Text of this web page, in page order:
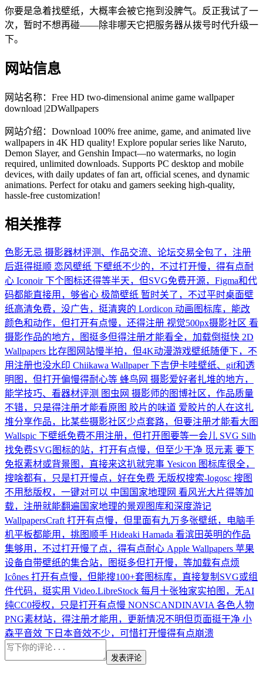
你要是急着找壁纸，大概率会被它拖到没脾气。反正我试了一
次，暂时不想再碰——除非哪天它把服务器从拨号时代升级一
下。
网站信息
网站名称： Free HD two-dimensional anime game wallpaper
download |2DWallpapers
网站介绍： Download 100% free anime, game, and animated live
wallpapers in 4K HD quality! Explore popular series like Naruto,
Demon Slayer, and Genshin Impact—no watermarks, no login
required, unlimited downloads. Supports PC desktop and mobile
devices, with daily updates of fan art, official scenes, and dynamic
animations. Perfect for otaku and gamers seeking high-quality,
hassle-free customization!
相关推荐
色影无忌 摄影器材评测、作品交流、论坛交易全包了，注册
后逛得挺顺 恋风壁纸 下壁纸不少的，不过打开慢，得有点耐
心 Iconoir 下个图标还得等半天，但SVG免费开源，Figma和代
码都能直接用，够省心 极简壁纸 暂时关了，不过平时桌面壁
纸高清免费，没广告，挺清爽的 Lordicon 动画图标库，能改
颜色和动作，但打开有点慢，还得注册 视觉500px摄影社区 看
摄影作品的地方，图挺多但得注册才能看全，加载倒挺快 2D
Wallpapers 比存图网站慢半拍，但4K动漫游戏壁纸随便下，不
用注册也没水印 Chiikawa Wallpaper 下吉伊卡哇壁纸、gif和透
明图，但打开偏慢得耐心等 蜂鸟网 摄影爱好者扎堆的地方，
能学技巧、看器材评测 图虫网 摄影师的图博社区，作品质量
不错，只是得注册才能看原图 胶片的味道 爱胶片的人在这扎
堆分享作品，比某些摄影社区少点套路，但要注册才能看大图
Wallspic 下壁纸免费不用注册，但打开图要等一会儿 SVG Silh
找免费SVG图标的站，打开有点慢，但至少干净 觅元素 要下
免抠素材或背景图，直接来这扒就完事 Yesicon 图标库很全，
搜啥都有，只是打开慢点，好在免费 无版权搜索-logosc 搜图
不用愁版权，一键对可以 中国国家地理网 看风光大片得等加
载，注册就能翻遍国家地理的景观图库和深度游记
WallpapersCraft 打开有点慢，但里面有九万多张壁纸，电脑手
机平板都能用，挑图顺手 Hideaki Hamada 看滨田英明的作品
集够用，不过打开慢了点，得有点耐心 Apple Wallpapers 苹果
设备自带壁纸的集合站，图挺多但打开慢，等加载有点烦
Icônes 打开有点慢，但能搜100+套图标库，直接复制SVG或组
件代码，挺实用 Video.LibreStock 每月十张独家实拍图，无AI
纯CC0授权，只是打开有点慢 NONSCANDINAVIA 各色人物
PNG素材站，得注册才能用，更新情况不明但页面挺干净 小
森平音效 下日本音效不少，可惜打开慢得有点崩溃
发表评论